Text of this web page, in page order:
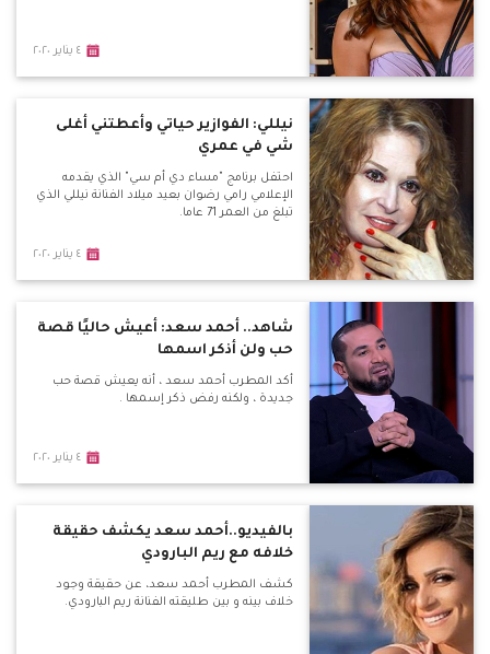
٤ يناير ٢٠٢٠
نيللي: الفوازير حياتي وأعطتني أغلى
شي في عمري
احتفل برنامج "مساء دي أم سي" الذي يقدمه
الإعلامي رامي رضوان بعيد ميلاد الفنانة نيللي الذي
تبلغ من العمر 71 عاما.
٤ يناير ٢٠٢٠
شاهد.. أحمد سعد: أعيش حاليًا قصة
حب ولن أذكر اسمها
أكد المطرب أحمد سعد ، أنه يعيش قصة حب
جديدة ، ولكنه رفض ذكر إسمها .
٤ يناير ٢٠٢٠
بالفيديو..أحمد سعد يكشف حقيقة
خلافه مع ريم البارودي
كشف المطرب أحمد سعد، عن حقيقة وجود
خلاف بينه و بين طليقته الفنانة ريم البارودي.